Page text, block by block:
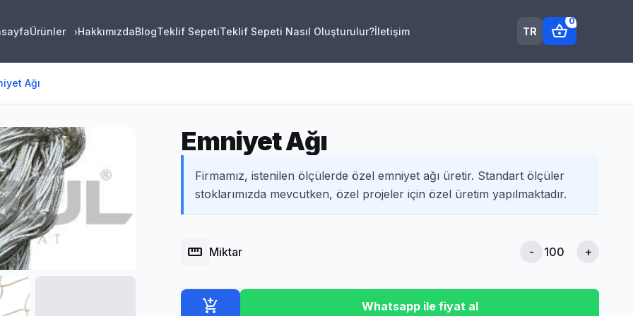
Ürünler ›HakkımızdaBlogTeklif SepetiTeklif Sepeti Nasıl Oluşturulur?İletişim TR shopping_basket
0
Ağı
Emniyet Ağı
Firmamız, istenilen ölçülerde özel emniyet ağı üretir. Standart ölçüler
stoklarımızda mevcutken, özel projeler için özel üretim yapılmaktadır.
straighten Miktar - +
add_shopping_cart Whatsapp ile fiyat al